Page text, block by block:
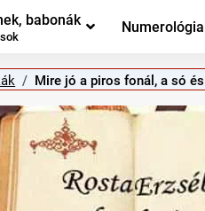
babonák Numerológia
Mire jó a piros fonál, a só